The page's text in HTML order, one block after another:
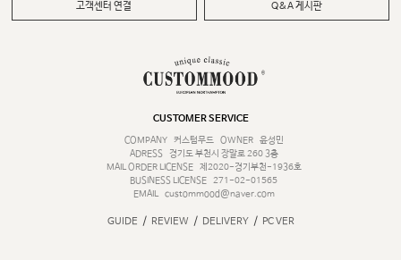
고객센터 연결 Q&A 게시판
CUSTOMER SERVICE
COMPANY
커스텀무드 OWNER
윤성민
ADRESS
경기도 부천시 장말로 260 3층
MAIL ORDER LICENSE
제2020-경기부천-1936호
BUSINESS LICENSE 271-02-01565
EMAIL
custommood@naver.com
GUIDE / REVIEW / DELIVERY / PC VER